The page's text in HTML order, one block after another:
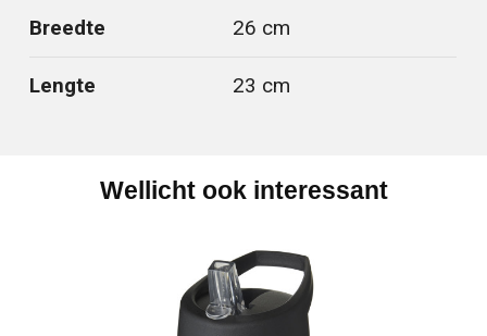
Breedte 26 cm
Lengte 23 cm
Wellicht ook interessant